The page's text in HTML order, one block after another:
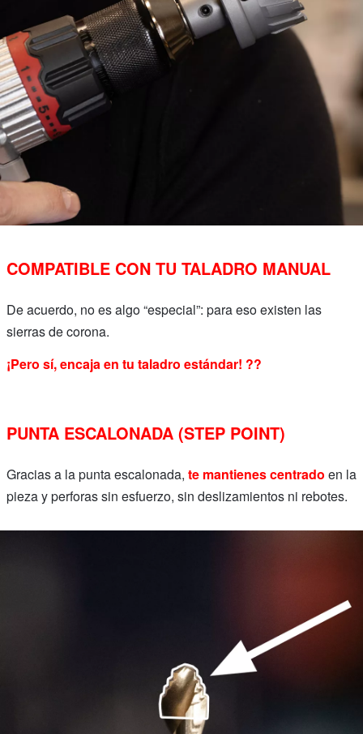
COMPATIBLE CON TU TALADRO MANUAL
De acuerdo, no es algo “especial”: para eso existen las
sierras de corona.
¡Pero sí, encaja en tu taladro estándar! ??
PUNTA ESCALONADA (STEP POINT)
Gracias a la punta escalonada, te mantienes centrado en la
pieza y perforas sin esfuerzo, sin deslizamientos ni rebotes.